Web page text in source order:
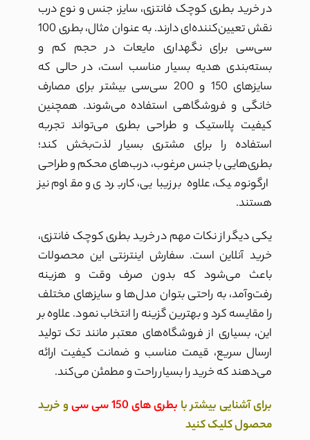
در خرید بطری کوچک فانتزی، سایز، جنس و نوع درب
نقش تعیین‌کننده‌ای دارند. به عنوان مثال، بطری 100
سی‌سی برای نگهداری مایعات در حجم کم و
بسته‌بندی هدیه بسیار مناسب است، در حالی که
سایزهای 150 و 200 سی‌سی بیشتر برای مصارف
خانگی و فروشگاهی استفاده می‌شوند. همچنین
کیفیت پلاستیک و طراحی بطری می‌تواند تجربه
استفاده را برای مشتری بسیار لذت‌بخش کند؛
بطری‌هایی با جنس مرغوب، درب‌های محکم و طراحی
ارگونومیک، علاوه بر زیبایی، کاربردی و مقاوم نیز
هستند.
یکی دیگر از نکات مهم در خرید بطری کوچک فانتزی،
خرید آنلاین است. سفارش اینترنتی این محصولات
باعث می‌شود که بدون صرف وقت و هزینه
رفت‌وآمد، به راحتی بتوان مدل‌ها و سایزهای مختلف
را مقایسه کرد و بهترین گزینه را انتخاب نمود. علاوه بر
این، بسیاری از فروشگاه‌های معتبر مانند تک تولید
ارسال سریع، قیمت مناسب و ضمانت کیفیت ارائه
می‌دهند که خرید را بسیار راحت و مطمئن می‌کند.
برایآشنایی بیشتر با بطری های 150 سی سی
و خرید
محصول کلیک کنید